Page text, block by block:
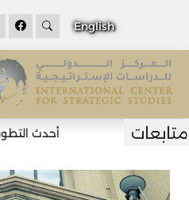
English
أحدث